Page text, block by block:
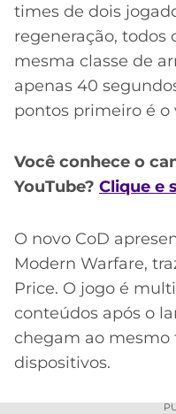
times de dois
regeneração, todos
mesma classe de
apenas 40
pontos primeiro é o
Você conhece o
YouTube? Clique e
O novo CoD
Modern Warfare,
Price. O jogo é
conteúdos após o
chegam ao mesmo
dispositivos.